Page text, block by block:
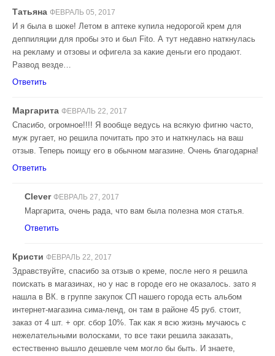
Татьяна ФЕВРАЛЬ 05, 2017
И я была в шоке! Летом в аптеке купила недорогой крем для
деппиляции для пробы это и был Fito. А тут недавно наткнулась
на рекламу и отзовы и офигела за какие деньги его продают.
Развод везде…
Ответить
Маргарита ФЕВРАЛЬ 22, 2017
Спасибо, огромное!!!! Я вообще ведусь на всякую фигню часто,
муж ругает, но решила почитать про это и наткнулась на ваш
отзыв. Теперь поищу его в обычном магазине. Очень благодарна!
Ответить
Clever ФЕВРАЛЬ 27, 2017
Маргарита, очень рада, что вам была полезна моя статья.
Ответить
Кристи ФЕВРАЛЬ 22, 2017
Здравствуйте, спасибо за отзыв о креме, после него я решила
поискать в магазинах, но у нас в городе его не оказалось. зато я
нашла в ВК. в группе закупок СП нашего города есть альбом
интернет-магазина сима-ленд, он там в районе 45 руб. стоит,
заказ от 4 шт. + орг. сбор 10%. Так как я всю жизнь мучаюсь с
нежелательными волосками, то все таки решила заказать,
естественно вышло дешевле чем могло бы быть. И знаете,